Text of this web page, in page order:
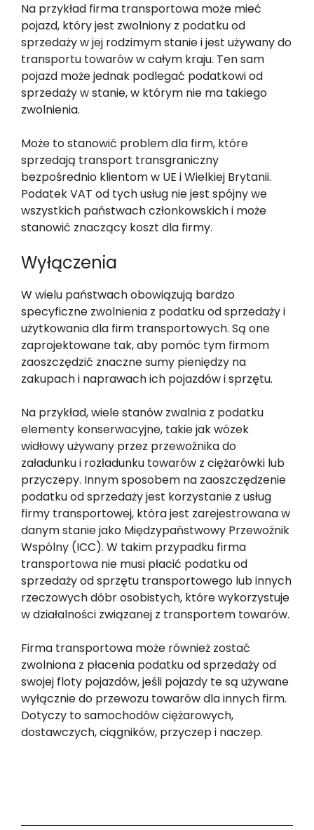
Na przykład firma transportowa może mieć
pojazd, który jest zwolniony z podatku od
sprzedaży w jej rodzimym stanie i jest używany do
transportu towarów w całym kraju. Ten sam
pojazd może jednak podlegać podatkowi od
sprzedaży w stanie, w którym nie ma takiego
zwolnienia.
Może to stanowić problem dla firm, które
sprzedają transport transgraniczny
bezpośrednio klientom w UE i Wielkiej Brytanii.
Podatek VAT od tych usług nie jest spójny we
wszystkich państwach członkowskich i może
stanowić znaczący koszt dla firmy.
Wyłączenia
W wielu państwach obowiązują bardzo
specyficzne zwolnienia z podatku od sprzedaży i
użytkowania dla firm transportowych. Są one
zaprojektowane tak, aby pomóc tym firmom
zaoszczędzić znaczne sumy pieniędzy na
zakupach i naprawach ich pojazdów i sprzętu.
Na przykład, wiele stanów zwalnia z podatku
elementy konserwacyjne, takie jak wózek
widłowy używany przez przewoźnika do
załadunku i rozładunku towarów z ciężarówki lub
przyczepy. Innym sposobem na zaoszczędzenie
podatku od sprzedaży jest korzystanie z usług
firmy transportowej, która jest zarejestrowana w
danym stanie jako Międzypaństwowy Przewoźnik
Wspólny (ICC). W takim przypadku firma
transportowa nie musi płacić podatku od
sprzedaży od sprzętu transportowego lub innych
rzeczowych dóbr osobistych, które wykorzystuje
w działalności związanej z transportem towarów.
Firma transportowa może również zostać
zwolniona z płacenia podatku od sprzedaży od
swojej floty pojazdów, jeśli pojazdy te są używane
wyłącznie do przewozu towarów dla innych firm.
Dotyczy to samochodów ciężarowych,
dostawczych, ciągników, przyczep i naczep.